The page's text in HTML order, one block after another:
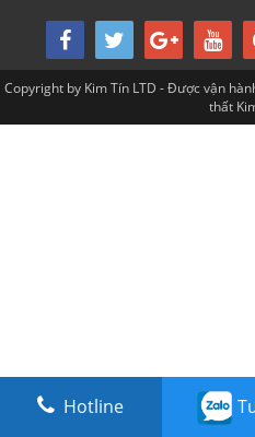
Hotline
Copyright by Kim Tín LTD - Được vận
thất